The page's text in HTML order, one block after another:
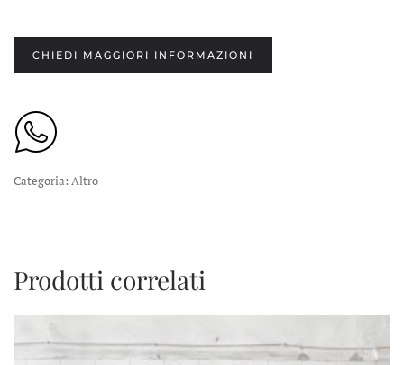
CHIEDI MAGGIORI INFORMAZIONI
Categoria: Altro
Prodotti correlati